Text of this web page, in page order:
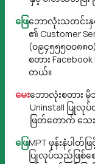
ဖြေဘောလုံးသတင်းနှ
၏ Customer
(၀၉၄၅၅၅၀၀၈၈
စတား Facebook
တယ်။
မေးဘောလုံးစတား
Uninstall ပြုလု
ဖြတ်တောက် သေး
ဖြေMPT ဖုန်းနံပါတ်
ပြုလုပ်သည်ဖြစ်စ